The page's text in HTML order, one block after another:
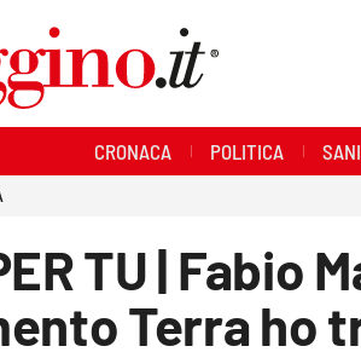
CRONACA POLITICA
TU | Fabio
Terra ho